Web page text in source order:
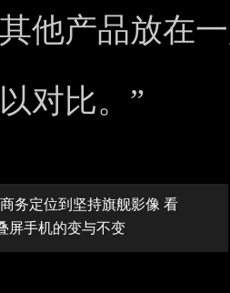
他产品放在
对比。”
务定位到坚持旗舰影像 看
屏手机的变与不变